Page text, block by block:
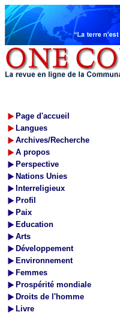
Page d'accueil
Langues
Archives/Recherche
A propos
Perspective
Nations Unies
Interreligieux
Profil
Paix
Education
Arts
Développement
Environnement
Femmes
Prospérité mondiale
Droits de l'homme
Livre